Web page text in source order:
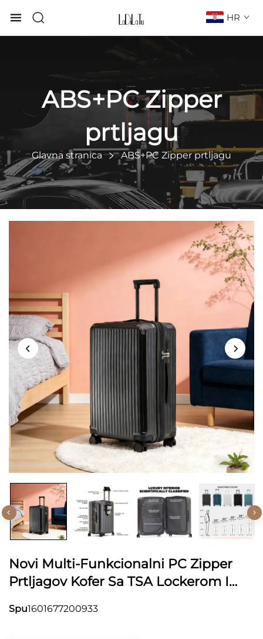
HR
ABS+PC Zipper
prtljagu
Glavna stranica ABS+PC Zipper prtljagu
Novi Multi-Funkcionalni PC Zipper
Prtljagov Kofer Sa TSA Lockerom I
Spu1601677200933